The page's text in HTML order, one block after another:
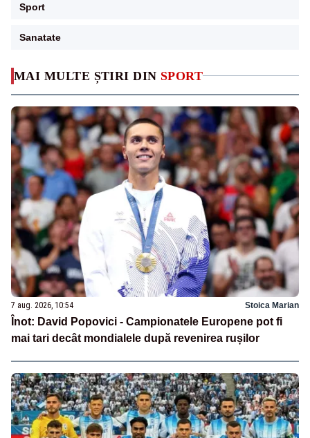
MAI MULTE ȘTIRI DIN SPORT
7 aug. 2026, 10:54 Stoica Marian
Înot: David Popovici - Campionatele Europene pot fi
mai tari decât mondialele după revenirea rușilor
Sport
Sanatate